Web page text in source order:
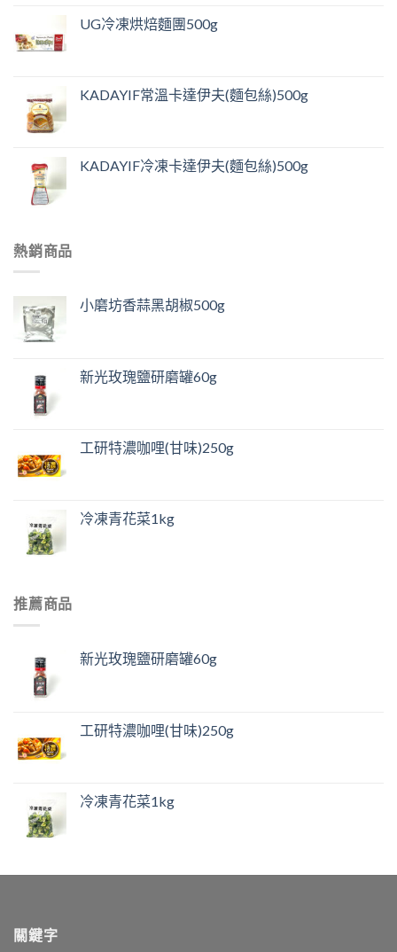
UG冷凍烘焙麵團500g
KADAYIF常溫卡達伊夫(麵包絲)500g
KADAYIF冷凍卡達伊夫(麵包絲)500g
熱銷商品
小磨坊香蒜黑胡椒500g
新光玫瑰鹽研磨罐60g
工研特濃咖哩(甘味)250g
冷凍青花菜1kg
推薦商品
新光玫瑰鹽研磨罐60g
工研特濃咖哩(甘味)250g
冷凍青花菜1kg
關鍵字